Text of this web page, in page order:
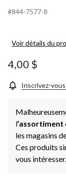
#844-7577-8
Voir détails du
4,00 $
Inscrivez-
l’assortiment
les magasins
Ces produits
vous intéresser.